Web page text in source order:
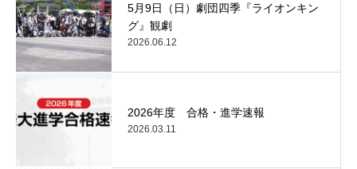
5月9日（日）劇団四季『ライオンキン
グ』観劇
2026.06.12
2026年度 合格・進学速報
2026.03.11